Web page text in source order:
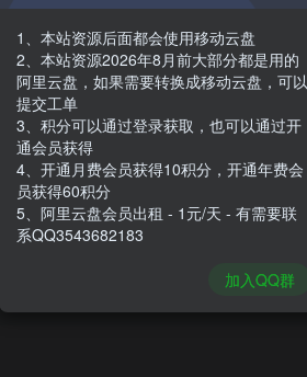
整合DLC
，请付费后查看
1、本站资源后面都会使用移动云盘
2、本站资源2026年8月前大部分都是用的
阿里云盘，如果需要转换成移动云盘，可以
提交工单
3、积分可以通过登录获取，也可以通过开
通会员获得
4、开通月费会员获得10积分，开通年费会
员获得60积分
5、阿里云盘会员出租 - 1元/天 - 有需要联
系QQ3543682183
加入QQ群